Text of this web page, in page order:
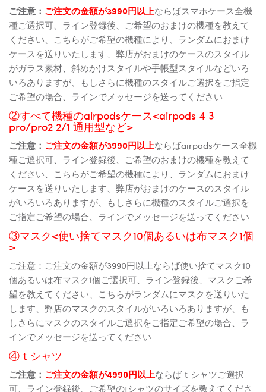
ご注意： ご注文の金額が3990円以上ならばスマホケース全機
種ご選択可、ライン登録後、ご希望のおまけの機種を教えて
ください、こちらがご希望の機種により、ランダムにおまけ
ケースを送りいたします、弊店がおまけのケースのスタイル
がガラス素材、斜めかけスタイルや手帳型スタイルなどいろ
いろありますが、もしさらに機種のスタイルご選択をご指定
ご希望の場合、ラインでメッセージを送ってください
②すべて機種のairpodsケース<airpods 4 3
pro/pro2 2/1 通用型など>
ご注意： ご注文の金額が3990円以上ならばairpodsケース全機
種ご選択可、ライン登録後、ご希望のおまけの機種を教えて
ください、こちらがご希望の機種により、ランダムにおまけ
ケースを送りいたします、弊店がおまけのケースのスタイル
がいろいろありますが、もしさらに機種のスタイルご選択を
ご指定ご希望の場合、ラインでメッセージを送ってください
③マスク<使い捨てマスク10個あるいは布マスク1個
>
ご注意：ご注文の金額が3990円以上ならば使い捨てマスク10
個あるいは布マスク1個ご選択可、ライン登録後、マスクご希
望を教えてください、こちらがランダムにマスクを送りいた
します、弊店のマスクのスタイルがいろいろありますが、も
しさらにマスクのスタイルご選択をご指定ご希望の場合、ラ
インでメッセージを送ってください
④ｔシャツ
ご注意： ご注文の金額が4990円以上ならばｔシャツご選択
可、ライン登録後、ご希望のtシャツのサイズを教えてくださ